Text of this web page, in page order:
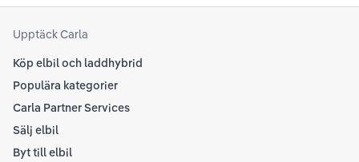
att
Upptäck Carla
Köp elbil och laddhybrid
Populära kategorier
Carla Partner Services
Sälj elbil
Byt till elbil